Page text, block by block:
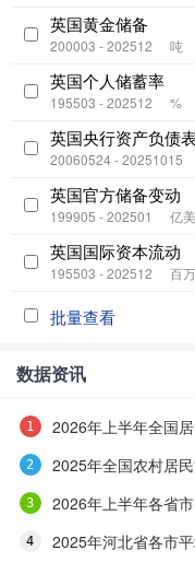
英国黄金储备
200003 - 202512 吨
英国个人储蓄率
195503 - 202512 %
英国央行资产负债
20060524 - 20251015
英国官方储备变动
199905 - 202501 亿
英国国际资本流动
195503 - 202512 百
批量查看
数据资讯
2026年上半年全国
2025年全国农村居
2026年上半年各省
2025年河北省各市